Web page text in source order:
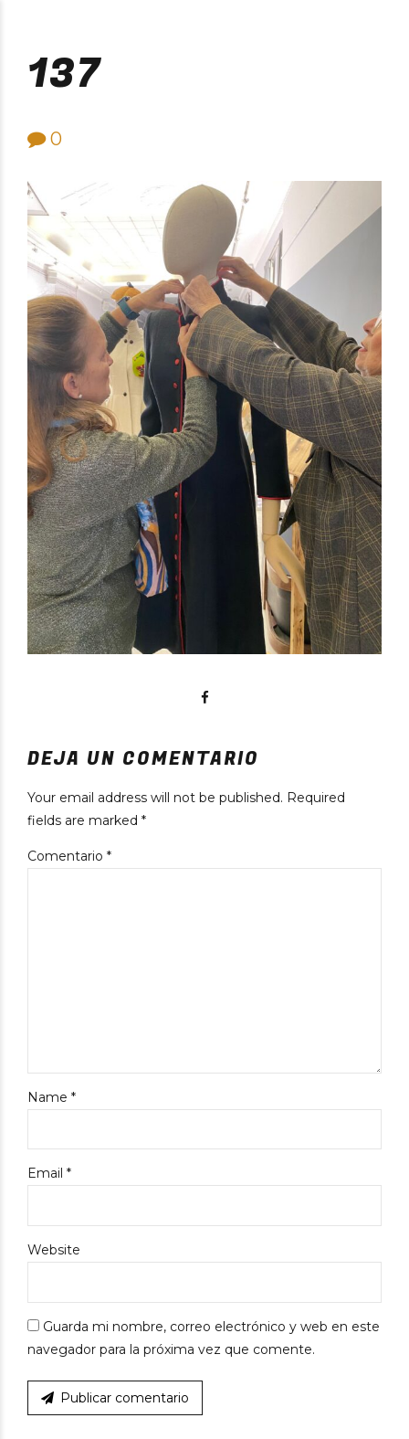
137
0
DEJA UN COMENTARIO
Your email address will not be published. Required
fields are marked *
Comentario *
Name *
Email *
Website
Guarda mi nombre, correo electrónico y web en este
navegador para la próxima vez que comente.
Publicar comentario